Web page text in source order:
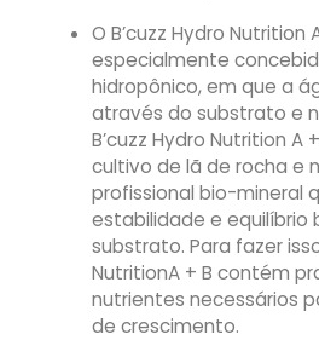
O B’cuzz Hydro Nutrition
especialmente
hidropônico, em que a
através do substrato e
B’cuzz Hydro Nutrition A
cultivo de lã de rocha e
profissional bio-mineral
estabilidade e equilíbrio
substrato. Para fazer
NutritionA + B contém
nutrientes necessários
de crescimento.